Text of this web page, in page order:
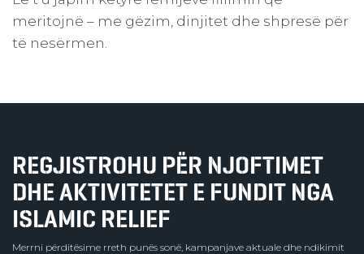
meritojnë – me gëzim, dinjitet dhe shpresë për
të nesërmen.
REGJISTROHU PËR NJOFTIMET
DHE AKTIVITETET E FUNDIT NGA
ISLAMIC RELIEF
Merrni përditësime rreth punës sonë, kampanjave aktuale dhe ndikimit